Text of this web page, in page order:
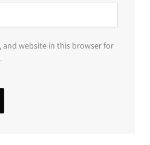
and website in this browser for